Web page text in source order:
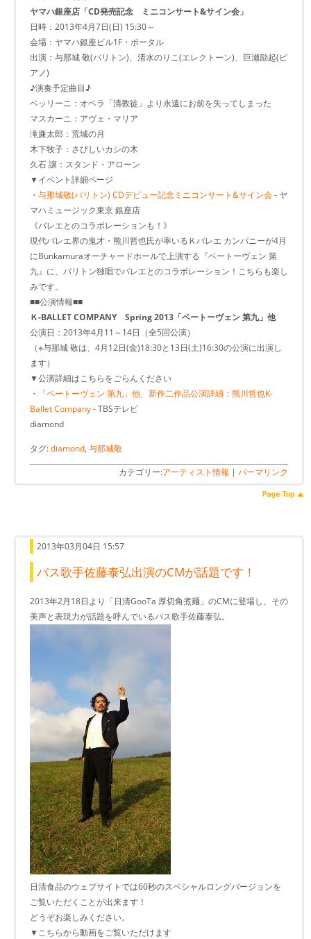
ヤマハ銀座店「CD発売記念 ミニコンサート&サイン会」
日時：2013年4月7日(日) 15:30～
会場：ヤマハ銀座ビル1F・ポータル
出演：与那城 敬(バリトン)、清水のりこ(エレクトーン)、巨瀬励起(ピ
アノ)
♪演奏予定曲目♪
ベッリーニ：オペラ「清教徒」より永遠にお前を失ってしまった
マスカーニ：アヴェ・マリア
滝廉太郎：荒城の月
木下牧子：さびしいカシの木
久石 譲：スタンド・アローン
▼イベント詳細ページ
・ 与那城敬(バリトン) CDデビュー記念ミニコンサート&サイン会- ヤ
マハミュージック東京 銀座店
《バレエとのコラボレーションも！》
現代バレエ界の鬼才・熊川哲也氏が率いるＫバレエ カンパニーが4月
にBunkamuraオーチャードホールで上演する『ベートーヴェン 第
九』に、バリトン独唱でバレエとのコラボレーション！こちらも楽し
みです。
■■公演情報■■
Ｋ-BALLET COMPANY Spring 2013「ベートーヴェン 第九」他
公演日：2013年4月11～14日（全5回公演）
（※与那城 敬は、4月12日(金)18:30と13日(土)16:30の公演に出演し
ます）
▼公演詳細はこちらをごらんください
・
「ベートーヴェン 第九」他、新作二作品公演詳細：熊川哲也K-
Ballet Company- TBSテレビ
diamond
タグ:diamond, 与那城敬
カテゴリー:アーティスト情報 | パーマリンク
2013年03月04日 15:57
バス歌手佐藤泰弘出演のCMが話題です！
2013年2月18日より「日清GooTa 厚切角煮麺」のCMに登場し、その
美声と表現力が話題を呼んでいるバス歌手佐藤泰弘。
日清食品のウェブサイトでは60秒のスペシャルロングバージョンを
ご覧いただくことが出来ます！
どうぞお楽しみください。
▼こちらから動画をご覧いただけます